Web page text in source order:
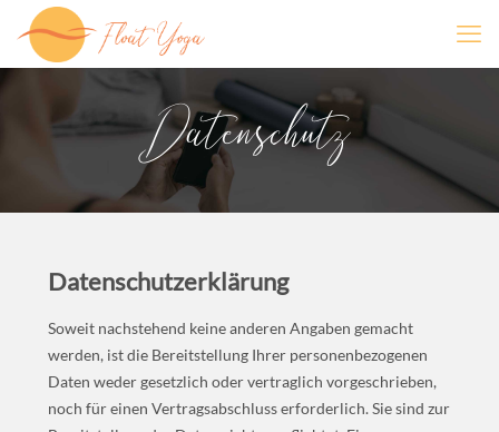
Datenschutz
Datenschutzerklärung
Soweit nachstehend keine anderen Angaben gemacht
werden, ist die Bereitstellung Ihrer personenbezogenen
Daten weder gesetzlich oder vertraglich vorgeschrieben,
noch für einen Vertragsabschluss erforderlich. Sie sind zur